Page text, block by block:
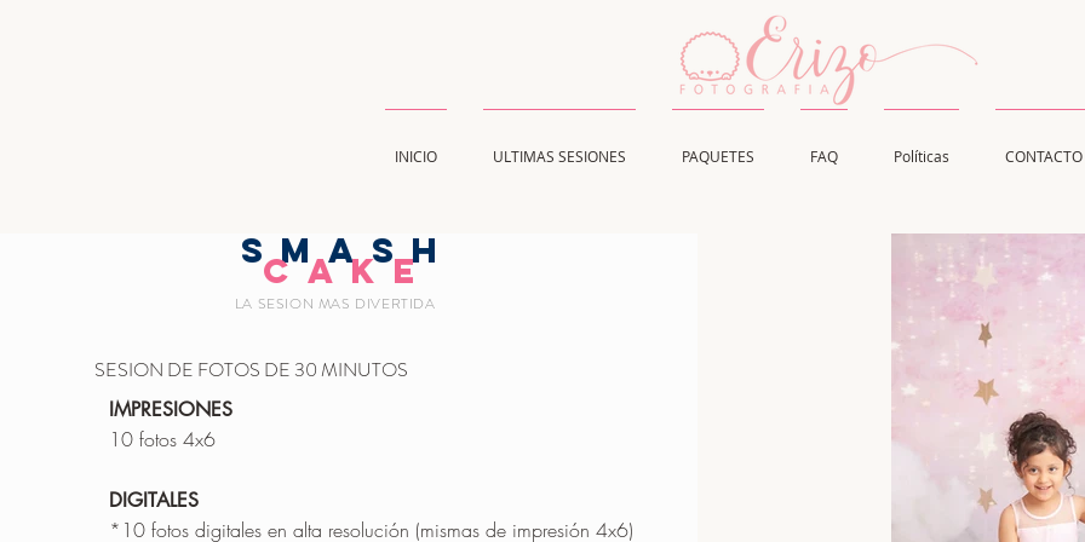
INICIO ULTIMAS SESIONES PAQUETES FAQ Políticas CONTACTO
smash
Cake
LA SESION MAS DIVERTIDA
SESION DE FOTOS DE 30 MINUTOS
IMPRESIONES
10 fotos 4x6
DIGITALES
*10 fotos digitales en alta resolución (mismas de impresión 4x6)